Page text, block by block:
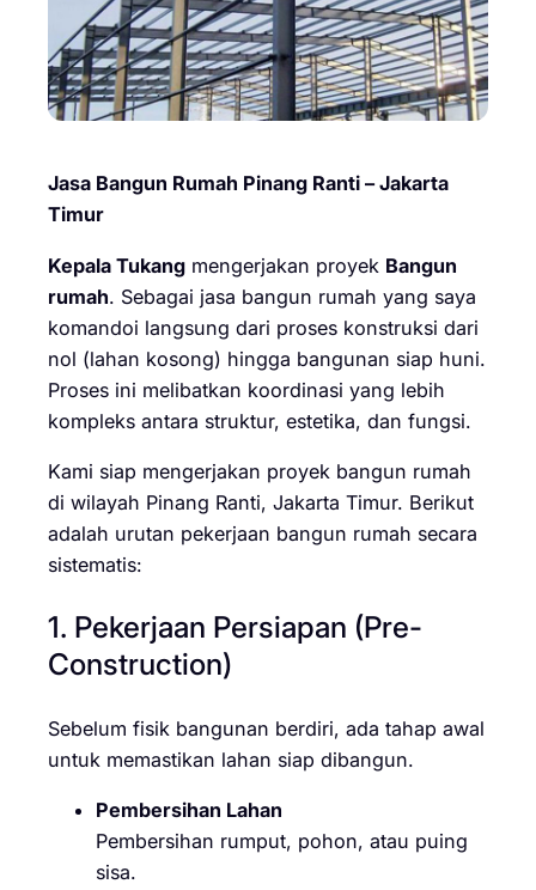
Jasa Bangun Rumah Pinang Ranti – Jakarta
Timur
Kepala Tukang mengerjakan proyek Bangun
rumah. Sebagai jasa bangun rumah yang saya
komandoi langsung dari proses konstruksi dari
nol (lahan kosong) hingga bangunan siap huni.
Proses ini melibatkan koordinasi yang lebih
kompleks antara struktur, estetika, dan fungsi.
Kami siap mengerjakan proyek bangun rumah
di wilayah Pinang Ranti, Jakarta Timur. Berikut
adalah urutan pekerjaan bangun rumah secara
sistematis:
1. Pekerjaan Persiapan (Pre-
Construction)
Sebelum fisik bangunan berdiri, ada tahap awal
untuk memastikan lahan siap dibangun.
Pembersihan Lahan
Pembersihan rumput, pohon, atau puing
sisa.